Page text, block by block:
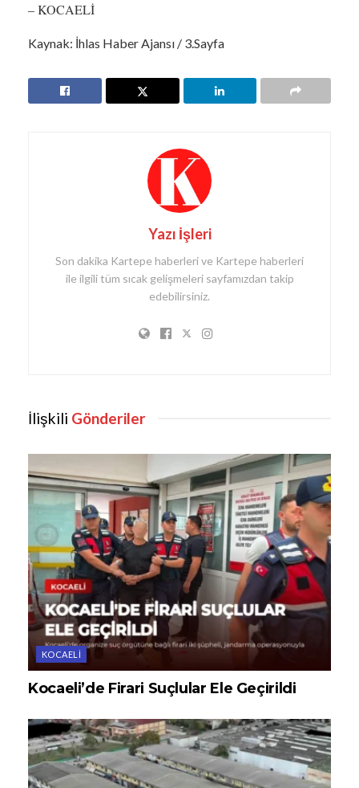
– KOCAELİ
Kaynak: İhlas Haber Ajansı / 3.Sayfa
Yazı İşleri
Son dakika Kartepe haberleri ve Kartepe haberleri
ile ilgili tüm sıcak gelişmeleri sayfamızdan takip
edebilirsiniz.
İlişkili Gönderiler
KOCAELI
Kocaeli’de Firari Suçlular Ele Geçirildi